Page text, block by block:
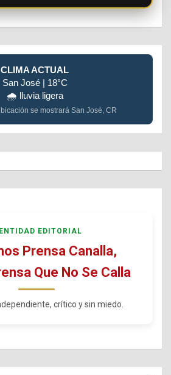
CLIMA ACTUAL
San José | 18°C
🌧️ lluvia ligera
se mostrará San José, CR
EDITORIAL
Prensa Canalla,
Que No Se Calla
crítico y sin miedo.